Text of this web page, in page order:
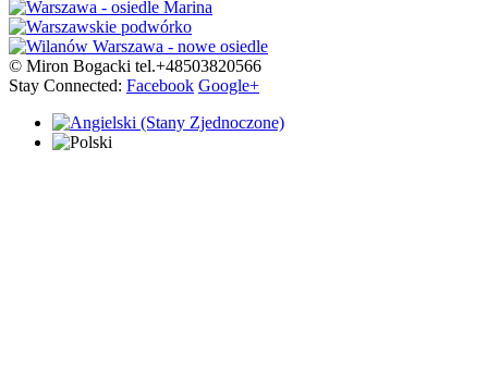
© Miron Bogacki tel.+48503820566
Stay Connected: Facebook Google+